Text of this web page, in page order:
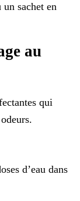
un sachet en
au
qui
d’eau dans